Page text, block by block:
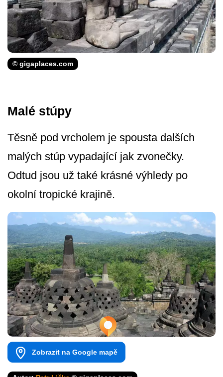
© gigaplaces.com
Malé stúpy
Těsně pod vrcholem je spousta dalších
malých stúp vypadající jak zvonečky.
Odtud jsou už také krásné výhledy po
okolní tropické krajině.
Zobrazit na Google mapě